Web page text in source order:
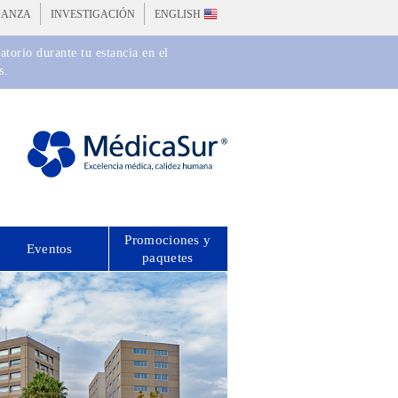
INVESTIGACIÓN ENGLISH
durante tu estancia en el
Eventos
Promociones y
paquetes